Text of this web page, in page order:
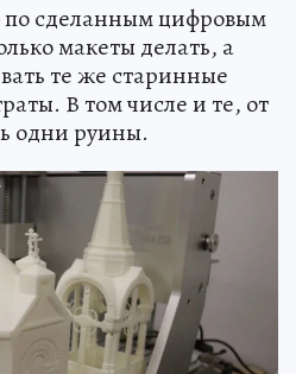
по сделанным цифровым
макеты делать, а
те же старинные
В том числе и те, от
одни руины.